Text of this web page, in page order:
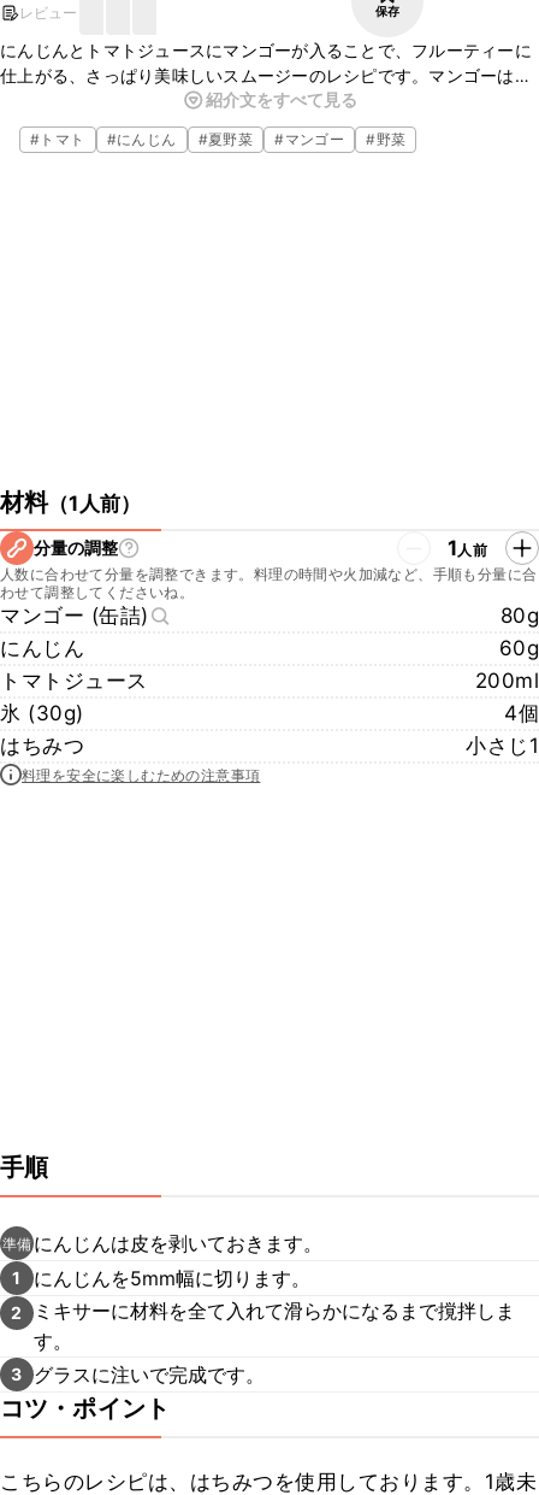
レビュー
保存
にんじんとトマトジュースにマンゴーが入ることで、フルーティーに
仕上がる、さっぱり美味しいスムージーのレシピです。マンゴーは冷
凍のものでも代用いただけます。忙しい朝や、おやつの代わりにも最
適。手軽に作れるので、ぜひ一度お試しください！
紹介文をすべて見る
# トマト #にんじん #夏野菜 #マンゴー #野菜
材料（1人前）
分量の調整 1人前
人数に合わせて分量を調整できます。料理の時間や火加減など、手順も分量に合
わせて調整してくださいね。
マンゴー (缶詰)
80g
にんじん
60g
トマトジュース
200ml
氷 (30g)
4個
はちみつ
小さじ1
料理を安全に楽しむための注意事項
手順
準備 にんじんは皮を剥いておきます。
1 にんじんを5mm幅に切ります。
2
ミキサーに材料を全て入れて滑らかになるまで撹拌しま
す。
3 グラスに注いで完成です。
コツ・ポイント
こちらのレシピは、はちみつを使用しております。1歳未